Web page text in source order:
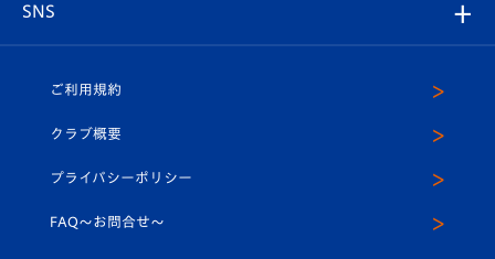
ホームタウン
平和祈念活動
U-18
スクール
SNS
ヴィヴィくんインスタグラム
公式LINE＠
ご利用規約
クラブ概要
プライバシーポリシー
FAQ〜お問合せ〜